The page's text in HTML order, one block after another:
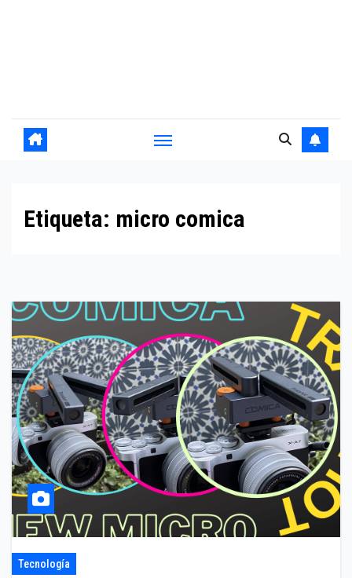
Etiqueta: micro comica
Tecnología